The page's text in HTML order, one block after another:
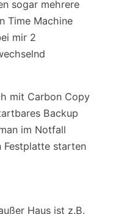
sogar mehrere
Time Machine
mir 2
mit Carbon Copy
Backup
im Notfall
Festplatte starten
Haus ist z.B.